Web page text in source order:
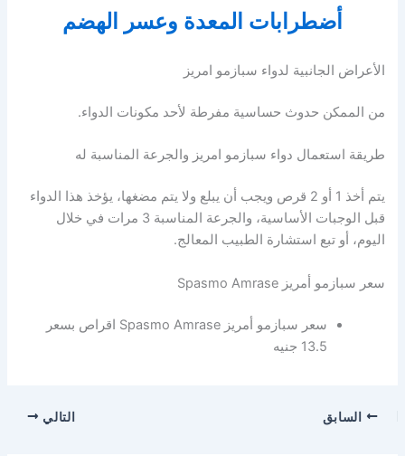
أضطرابات المعدة وعسر الهضم
الأعراض الجانبية لدواء سبازمو امريز
من الممكن حدوث حساسية مفرطة لأحد مكونات الدواء.
طريقة استعمال دواء سبازمو امريز والجرعة المناسبة له
يتم أخذ 1 أو 2 قرص ويجب أن يبلع ولا يتم مضغها، يؤخذ هذا الدواء
قبل الوجبات الأساسية، والجرعة المناسبة 3 مرات في خلال
اليوم، أو تبع استشارة الطبيب المعالج.
سعر سبازمو أمريز Spasmo Amrase
سعر سبازمو أمريز Spasmo Amrase اقراص بسعر
13.5 جنيه
السابق التالي